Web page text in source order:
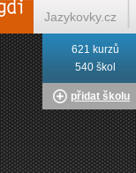
621 kurzů
540 škol
přidat školu
Jazykovky.cz
Italština on-line